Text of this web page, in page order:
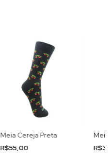
Meia Cereja Preta
R$55,00
Meia